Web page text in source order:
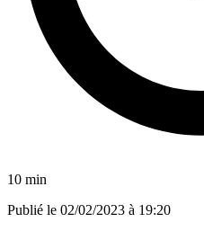
10 min
Publié le 02/02/2023 à 19:20